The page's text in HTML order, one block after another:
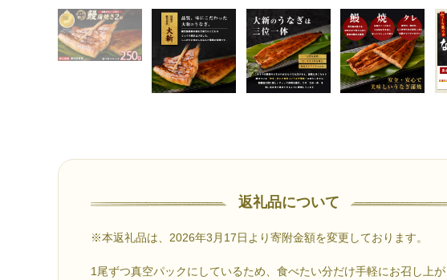
返礼品について
※本返礼品は、2026年3月17日より寄附金額を変更しております。
1尾ずつ真空パックにしているため、食べたい分だけ手軽にお召し上が